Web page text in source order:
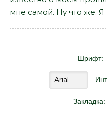
мне самой. Ну что же.
Шрифт:
Закладка: